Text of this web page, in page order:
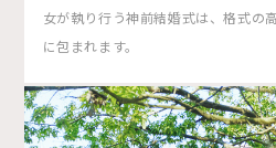
女が執り行う神前結婚式は、格式の
に包まれます。